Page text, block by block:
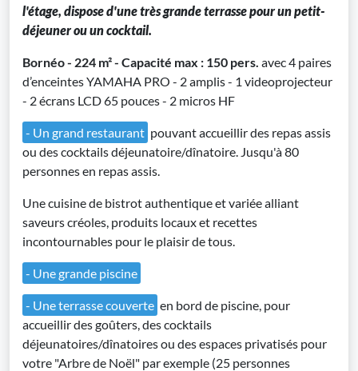
l'étage, dispose d'une très grande terrasse pour un petit-
déjeuner ou un cocktail.
Bornéo - 224 m² - Capacité max : 150 pers. avec 4 paires
d’enceintes YAMAHA PRO - 2 amplis - 1 videoprojecteur
- 2 écrans LCD 65 pouces - 2 micros HF
- Un grand restaurant pouvant accueillir des repas assis
ou des cocktails déjeunatoire/dînatoire. Jusqu'à 80
personnes en repas assis.
Une cuisine de bistrot authentique et variée alliant
saveurs créoles, produits locaux et recettes
incontournables pour le plaisir de tous.
- Une grande piscine
- Une terrasse couverte en bord de piscine, pour
accueillir des goûters, des cocktails
déjeunatoires/dînatoires ou des espaces privatisés pour
votre "Arbre de Noël" par exemple (25 personnes